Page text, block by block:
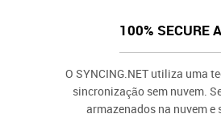
100% SECURE
O SYNCING.NET utiliza uma
sincronização sem nuvem.
armazenados na nuvem